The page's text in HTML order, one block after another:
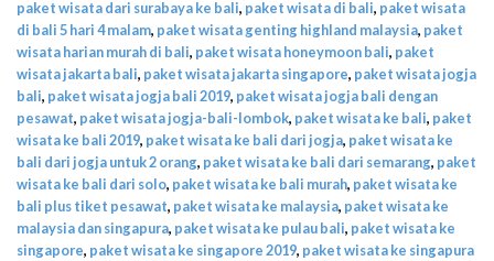
paket wisata dari surabaya ke bali, paket wisata di bali, paket wisata
di bali 5 hari 4 malam, paket wisata genting highland malaysia, paket
wisata harian murah di bali, paket wisata honeymoon bali, paket
wisata jakarta bali, paket wisata jakarta singapore, paket wisata jogja
bali, paket wisata jogja bali 2019, paket wisata jogja bali dengan
pesawat, paket wisata jogja-bali-lombok, paket wisata ke bali, paket
wisata ke bali 2019, paket wisata ke bali dari jogja, paket wisata ke
bali dari jogja untuk 2 orang, paket wisata ke bali dari semarang, paket
wisata ke bali dari solo, paket wisata ke bali murah, paket wisata ke
bali plus tiket pesawat, paket wisata ke malaysia, paket wisata ke
malaysia dan singapura, paket wisata ke pulau bali, paket wisata ke
singapore, paket wisata ke singapore 2019, paket wisata ke singapura